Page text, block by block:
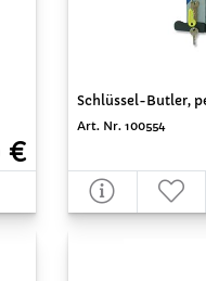
€
Schlüssel-Butler,
Art. Nr. 100554